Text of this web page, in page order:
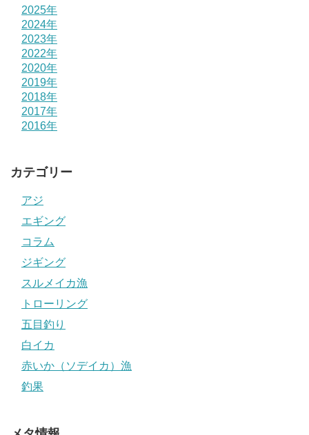
2025年
2024年
2023年
2022年
2020年
2019年
2018年
2017年
2016年
カテゴリー
アジ
エギング
コラム
ジギング
スルメイカ漁
トローリング
五目釣り
白イカ
赤いか（ソデイカ）漁
釣果